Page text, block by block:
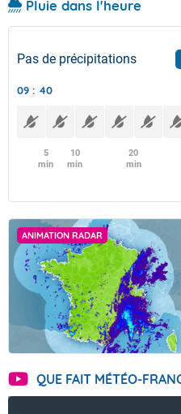
Pluie dans l'heure
Pas de précipitations
09 : 40
5
min
10
min
20
min
ANIMATION RADAR
QUE FAIT MÉTÉO-